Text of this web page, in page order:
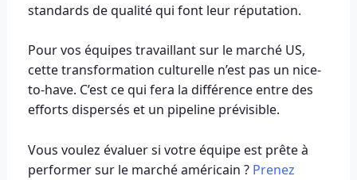
standards de qualité qui font leur réputation.
Pour vos équipes travaillant sur le marché US,
cette transformation culturelle n’est pas un nice-
to-have. C’est ce qui fera la différence entre des
efforts dispersés et un pipeline prévisible.
Vous voulez évaluer si votre équipe est prête à
performer sur le marché américain ? Prenez